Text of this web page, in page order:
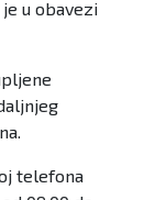
u obavezi
telefona